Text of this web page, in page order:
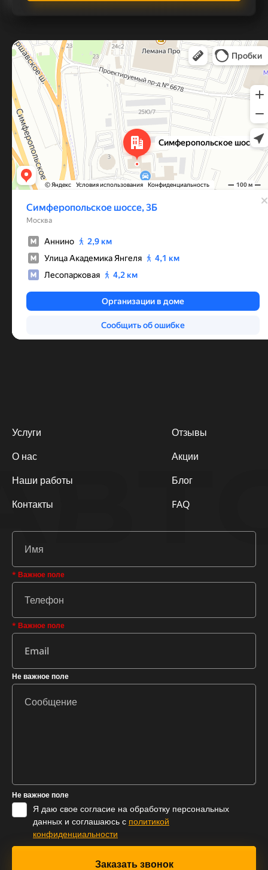
Услуги
О нас
Наши работы
Контакты
Отзывы
Акции
Блог
FAQ
* Важное поле
* Важное поле
Не важное поле
Не важное поле
Я даю свое согласие на обработку персональных
данных и соглашаюсь с политикой
конфиденциальности